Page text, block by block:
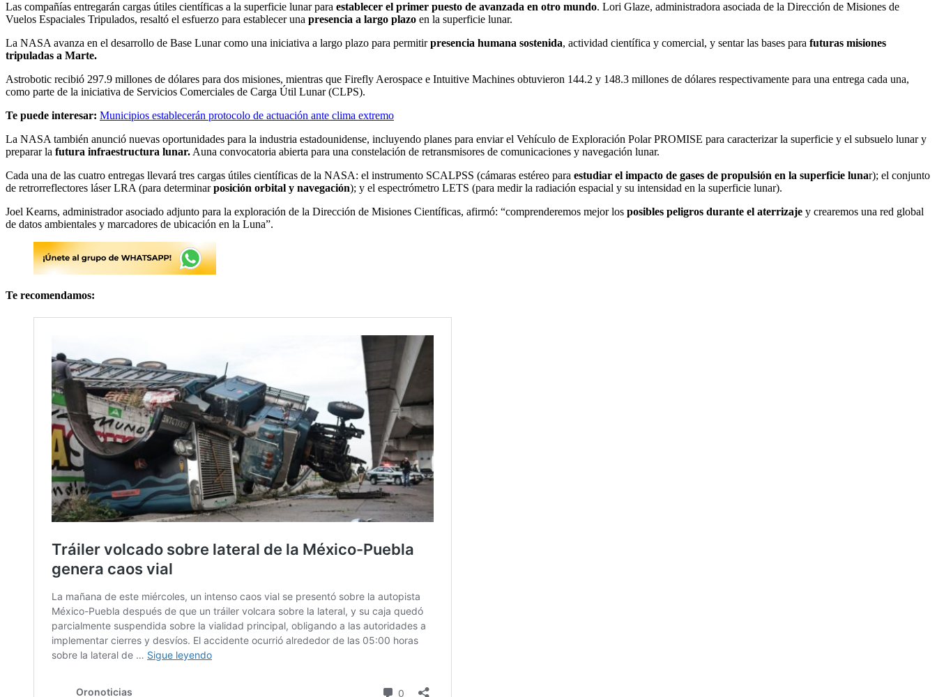
Las compañías entregarán cargas útiles científicas a la superficie lunar para establecer el primer puesto de avanzada en otro mundo. Lori Glaze, administradora asociada de la Dirección de Misiones de
Vuelos Espaciales Tripulados, resaltó el esfuerzo para establecer una presencia a largo plazo en la superficie lunar.
La NASA avanza en el desarrollo de Base Lunar como una iniciativa a largo plazo para permitirpresencia humana sostenida, actividad científica y comercial, y sentar las bases para futuras misiones
tripuladas a Marte.
Astrobotic recibió 297.9 millones de dólares para dos misiones, mientras que Firefly Aerospace e Intuitive Machines obtuvieron 144.2 y 148.3 millones de dólares respectivamente para una entrega cada una,
como parte de la iniciativa de Servicios Comerciales de Carga Útil Lunar (CLPS).
Te puede interesar: Municipios establecerán protocolo de actuación ante clima extremo
La NASA también anunció nuevas oportunidades para la industria estadounidense, incluyendo planes para enviar el Vehículo de Exploración Polar PROMISE para caracterizar la superficie y el subsuelo lunar y
preparar la futura infraestructura lunar. Auna convocatoria abierta para una constelación de retransmisores de comunicaciones y navegación lunar.
Cada una de las cuatro entregas llevará tres cargas útiles científicas de la NASA: el instrumento SCALPSS (cámaras estéreo para estudiar el impacto de gases de propulsión en la superficie lunar); el conjunto
de retrorreflectores láser LRA (para determinarposición orbital y navegación); y el espectrómetro LETS (para medir la radiación espacial y su intensidad en la superficie lunar).
Joel Kearns, administrador asociado adjunto para la exploración de la Dirección de Misiones Científicas, afirmó: “comprenderemos mejor los posibles peligros durante el aterrizaje y crearemos una red global
de datos ambientales y marcadores de ubicación en la Luna”.
Te recomendamos: